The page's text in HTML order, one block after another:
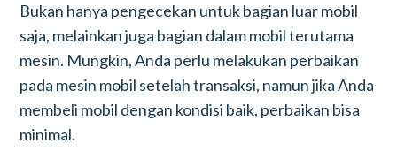
Bukan hanya pengecekan untuk bagian luar mobil
saja, melainkan juga bagian dalam mobil terutama
mesin. Mungkin, Anda perlu melakukan perbaikan
pada mesin mobil setelah transaksi, namun jika Anda
membeli mobil dengan kondisi baik, perbaikan bisa
minimal.